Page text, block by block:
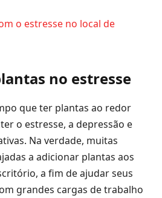
o estresse no local de
no estresse
que ter plantas ao redor
o estresse, a depressão e
Na verdade, muitas
a adicionar plantas aos
a fim de ajudar seus
grandes cargas de trabalho